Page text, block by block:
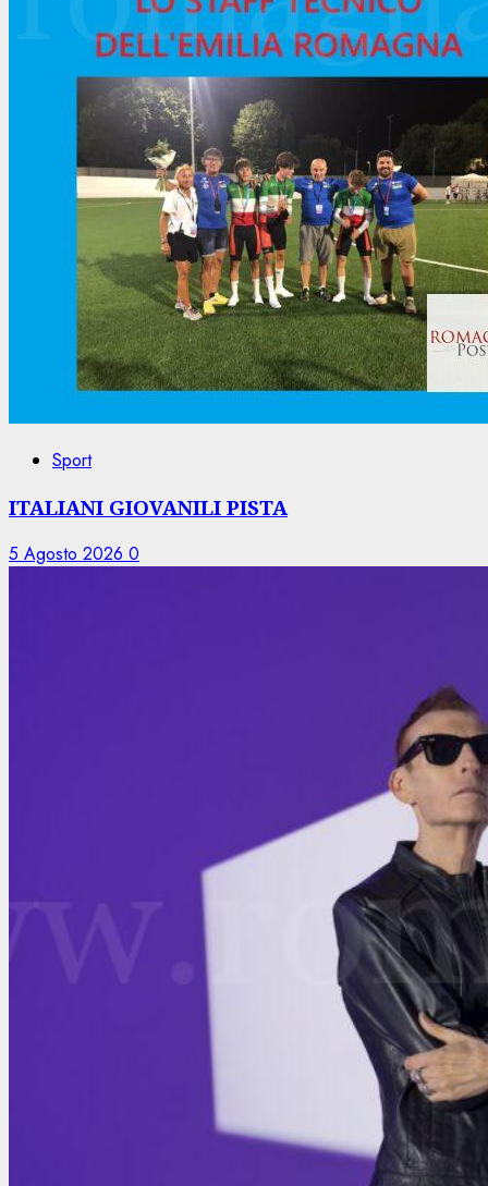
Sport
ITALIANI GIOVANILI PISTA
5 Agosto 2026 0